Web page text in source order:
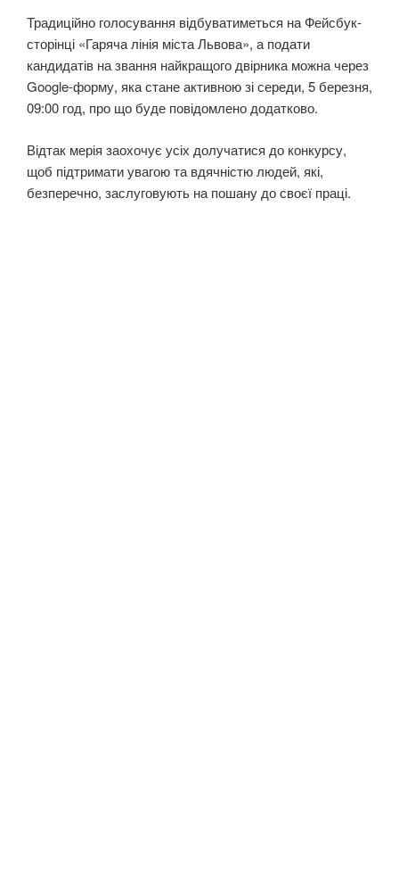
Традиційно голосування відбуватиметься на Фейсбук-
сторінці «Гаряча лінія міста Львова», а подати
кандидатів на звання найкращого двірника можна через
Google-форму, яка стане активною зі середи, 5 березня,
09:00 год, про що буде повідомлено додатково.
Відтак мерія заохочує усіх долучатися до конкурсу,
щоб підтримати увагою та вдячністю людей, які,
безперечно, заслуговують на пошану до своєї праці.